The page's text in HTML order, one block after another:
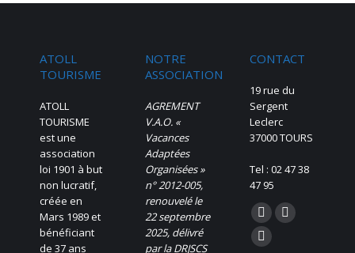
ATOLL
TOURISME
ATOLL
TOURISME
est une
association
loi 1901 à but
non lucratif,
créée en
Mars 1989 et
bénéficiant
de 37 ans
NOTRE
ASSOCIATION
AGREMENT
V.A.O. «
Vacances
Adaptées
Organisées »
n° 2012-005,
renouvelé le
22 septembre
2025, délivré
par la DRJSCS
CONTACT
19 rue du
Sergent
Leclerc
37000 TOURS
Tel : 02 47 38
47 95
Trouvez nous sur :
La
page
La
La